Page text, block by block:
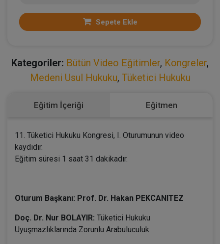
Sepete Ekle
Kategoriler: Bütün Video Eğitimler, Kongreler,
Medeni Usul Hukuku, Tüketici Hukuku
Eğitim İçeriği Eğitmen
11. Tüketici Hukuku Kongresi, I. Oturumunun video
kaydıdır.
Eğitim süresi 1 saat 31 dakikadır.
Oturum Başkanı: Prof. Dr. Hakan PEKCANITEZ
Doç. Dr. Nur BOLAYIR: Tüketici Hukuku
Uyuşmazlıklarında Zorunlu Arabuluculuk